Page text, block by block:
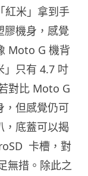
紅米」拿到手
膠機身，感覺
Moto G 機背
」只有 4.7 吋
對比 Moto G
，但感覺仍可
，底蓋可以揭
卡槽，對
無措。除此之